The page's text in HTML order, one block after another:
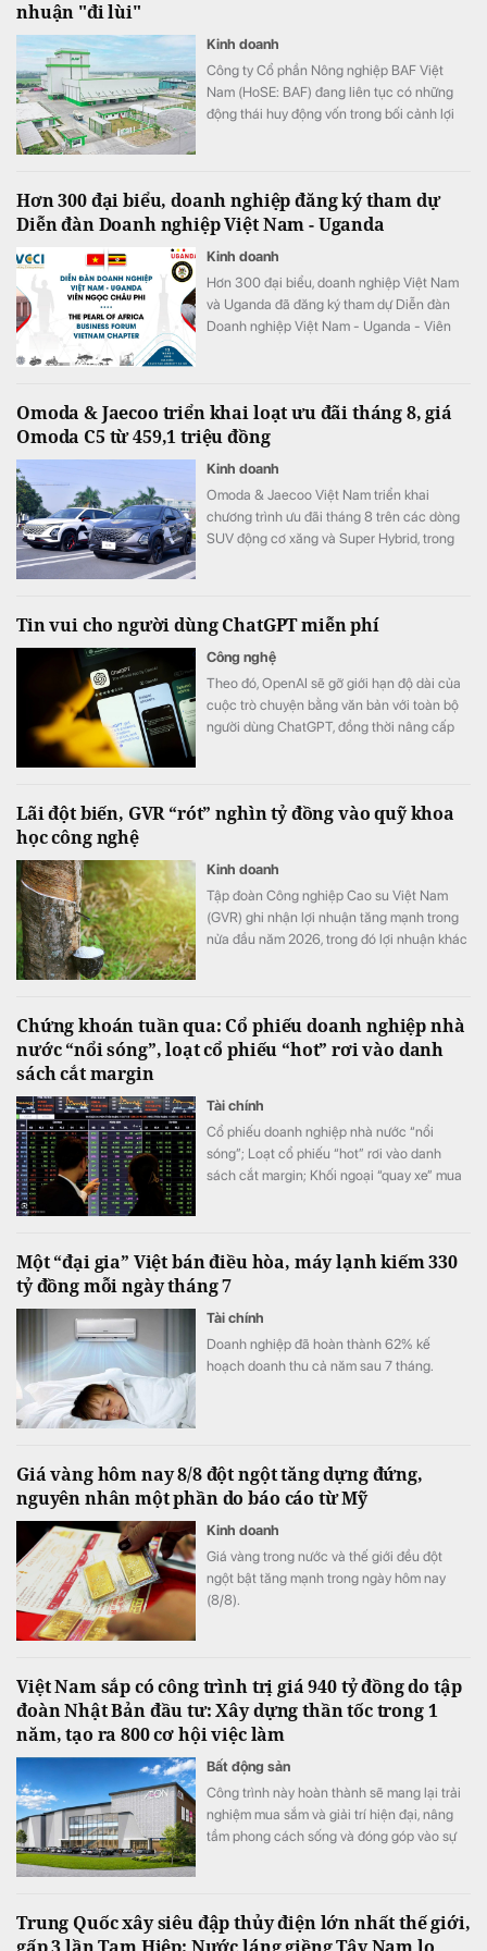
nhuận "đi lùi"
Kinh doanh
Công ty Cổ phần Nông nghiệp BAF Việt
Nam (HoSE: BAF) đang liên tục có những
động thái huy động vốn trong bối cảnh lợi
Hơn 300 đại biểu, doanh nghiệp đăng ký tham dự
Diễn đàn Doanh nghiệp Việt Nam - Uganda
Kinh doanh
Hơn 300 đại biểu, doanh nghiệp Việt Nam
và Uganda đã đăng ký tham dự Diễn đàn
Doanh nghiệp Việt Nam - Uganda - Viên
Omoda & Jaecoo triển khai loạt ưu đãi tháng 8, giá
Omoda C5 từ 459,1 triệu đồng
Kinh doanh
Omoda & Jaecoo Việt Nam triển khai
chương trình ưu đãi tháng 8 trên các dòng
SUV động cơ xăng và Super Hybrid, trong
Tin vui cho người dùng ChatGPT miễn phí
Công nghệ
Theo đó, OpenAI sẽ gỡ giới hạn độ dài của
cuộc trò chuyện bằng văn bản với toàn bộ
người dùng ChatGPT, đồng thời nâng cấp
Lãi đột biến, GVR “rót” nghìn tỷ đồng vào quỹ khoa
học công nghệ
Kinh doanh
Tập đoàn Công nghiệp Cao su Việt Nam
(GVR) ghi nhận lợi nhuận tăng mạnh trong
nửa đầu năm 2026, trong đó lợi nhuận khác
khoa học và công nghệ của tập đoàn lên
hơn 1.710 tỷ đồng.
Chứng khoán tuần qua: Cổ phiếu doanh nghiệp nhà
nước “nổi sóng”, loạt cổ phiếu “hot” rơi vào danh
sách cắt margin
Tài chính
Cổ phiếu doanh nghiệp nhà nước “nổi
sóng”; Loạt cổ phiếu “hot” rơi vào danh
sách cắt margin; Khối ngoại “quay xe” mua
Một “đại gia” Việt bán điều hòa, máy lạnh kiếm 330
tỷ đồng mỗi ngày tháng 7
Tài chính
Doanh nghiệp đã hoàn thành 62% kế
hoạch doanh thu cả năm sau 7 tháng.
Giá vàng hôm nay 8/8 đột ngột tăng dựng đứng,
nguyên nhân một phần do báo cáo từ Mỹ
Kinh doanh
Giá vàng trong nước và thế giới đều đột
ngột bật tăng mạnh trong ngày hôm nay
(8/8).
Việt Nam sắp có công trình trị giá 940 tỷ đồng do tập
đoàn Nhật Bản đầu tư: Xây dựng thần tốc trong 1
năm, tạo ra 800 cơ hội việc làm
Bất động sản
Công trình này hoàn thành sẽ mang lại trải
nghiệm mua sắm và giải trí hiện đại, nâng
tầm phong cách sống và đóng góp vào sự
Trung Quốc xây siêu đập thủy điện lớn nhất thế giới,